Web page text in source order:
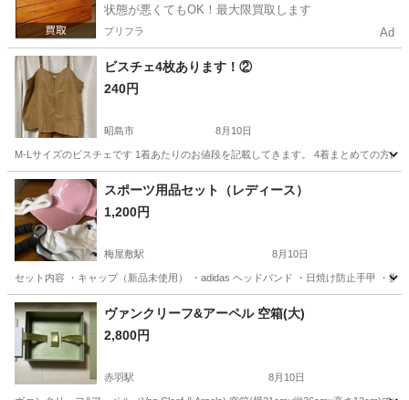
状態が悪くてもOK！最大限買取します
プリフラ Ad
ビスチェ4枚あります！②
240円
昭島市 8月10日
M-Lサイズのビスチェです 1着あたりのお値段を記載してきます。 4着まとめての方に
東京 昭島市 服/ファッション
スポーツ用品セット（レディース）
1,200円
梅屋敷駅 8月10日
セット内容 ・キャップ（新品未使用） ・adidas ヘッドバンド ・日焼け防止手甲 ・
東京 大田区 梅屋敷駅
ヴァンクリーフ&アーペル 空箱(大)
2,800円
赤羽駅 8月10日